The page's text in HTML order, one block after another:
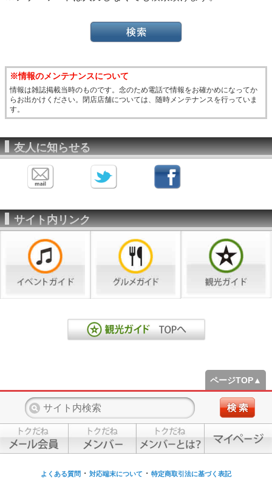
※情報のメンテナンスについて
情報は雑誌掲載当時のものです。念のため電話で情報をお確かめになってか
らお出かけください。閉店店舗については、随時メンテナンスを行っていま
す。
友人に知らせる
サイト内リンク
ページTOP▲
よくある質問 ・ 対応端末について ・ 特定商取引法に基づく表記